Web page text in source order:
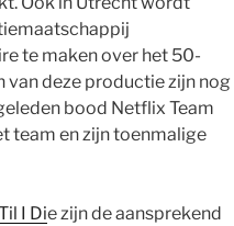
te maken over het 50-
van deze productie zijn nog
bood Netflix Team
team en zijn toenmalige
I Die zijn de aansprekend